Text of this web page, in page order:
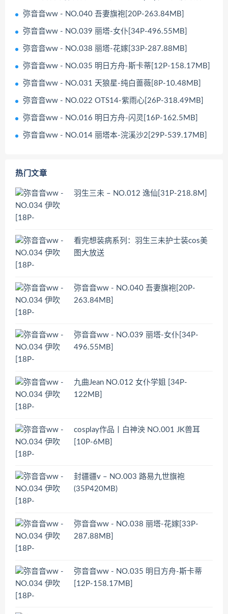
弥音音ww - NO.040 吾妻旗袍[20P-263.84MB]
弥音音ww - NO.039 丽塔-女仆[34P-496.55MB]
弥音音ww - NO.038 丽塔-花嫁[33P-287.88MB]
弥音音ww - NO.035 明日方舟-斯卡蒂[12P-158.17MB]
弥音音ww - NO.031 天狼星-纯白蔷薇[8P-10.48MB]
弥音音ww - NO.022 OTS14-紫雨心[26P-318.49MB]
弥音音ww - NO.016 明日方舟-闪灵[16P-162.5MB]
弥音音ww - NO.014 丽塔本-浣溪沙2[29P-539.17MB]
热门文章
羽生三未 – NO.012 逸仙[31P-218.8M]
看完想装病系列：羽生三未护士装cos美
图大放送
弥音音ww - NO.040 吾妻旗袍[20P-
263.84MB]
弥音音ww - NO.039 丽塔-女仆[34P-
496.55MB]
九曲Jean NO.012 女仆学姐 [34P-
122MB]
cosplay作品丨白神泱 NO.001 JK兽耳
[10P-6MB]
封疆疆v – NO.003 路易九世旗袍
(35P420MB)
弥音音ww - NO.038 丽塔-花嫁[33P-
287.88MB]
弥音音ww - NO.035 明日方舟-斯卡蒂
[12P-158.17MB]